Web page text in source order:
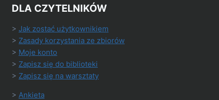
DLA CZYTELNIKÓW
> Jak zostać użytkownikiem
> Zasady korzystania ze zbiorów
> Moje konto
> Zapisz się do biblioteki
> Zapisz się na warsztaty
> Ankieta